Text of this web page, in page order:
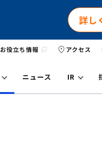
詳し
お役立ち情報 アクセス
ニュース IR